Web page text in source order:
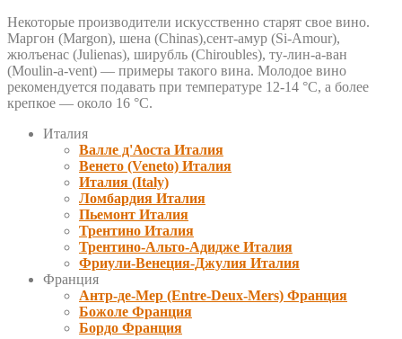
Некоторые производители искусственно старят свое вино.
Маргон (Margon), шена (Chinas),сент-амур (Si-Amour),
жюлъенас (Julienas), ширубль (Chiroubles), ту-лин-а-ван
(Moulin-a-vent) — примеры такого вина. Молодое вино
рекомендуется подавать при температуре 12-14 °С, а более
крепкое — около 16 °С.
Италия
Валле д'Аоста Италия
Венето (Veneto) Италия
Италия (Italy)
Ломбардия Италия
Пьемонт Италия
Трентино Италия
Трентино-Альто-Адидже Италия
Фриули-Венеция-Джулия Италия
Франция
Антр-де-Мер (Entre-Deux-Mers) Франция
Божоле Франция
Бордо Франция